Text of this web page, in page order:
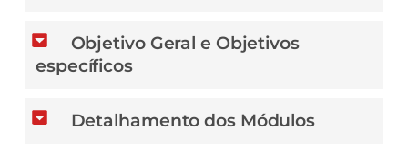
Objetivo Geral e Objetivos
específicos
Detalhamento dos Módulos